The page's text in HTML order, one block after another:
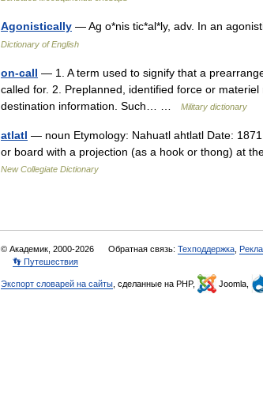
Agonistically — Ag o*nis tic*al*ly, adv. In an
Dictionary of English
on-call — 1. A term used to signify that a
called for. 2. Preplanned, identified force or
destination information. Such… …
Military dictionary
atlatl — noun Etymology: Nahuatl ahtlatl Date:
or board with a projection (as a hook or thong) at
New Collegiate Dictionary
© Академик, 2000-2026 Обратная связь: Техподдержка
👣 Путешествия
Экспорт словарей на сайты , сделанные на PHP, Joomla,